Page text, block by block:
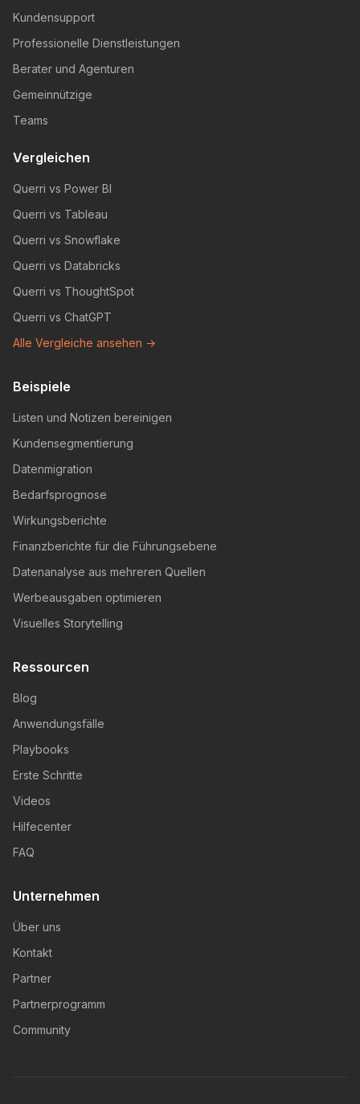
Kundensupport
Professionelle Dienstleistungen
Berater und Agenturen
Gemeinnützige
Teams
Vergleichen
Querri vs Power BI
Querri vs Tableau
Querri vs Snowflake
Querri vs Databricks
Querri vs ThoughtSpot
Querri vs ChatGPT
Alle Vergleiche ansehen →
Beispiele
Listen und Notizen bereinigen
Kundensegmentierung
Datenmigration
Bedarfsprognose
Wirkungsberichte
Finanzberichte für die Führungsebene
Datenanalyse aus mehreren Quellen
Werbeausgaben optimieren
Visuelles Storytelling
Ressourcen
Blog
Anwendungsfälle
Playbooks
Erste Schritte
Videos
Hilfecenter
FAQ
Unternehmen
Über uns
Kontakt
Partner
Partnerprogramm
Community